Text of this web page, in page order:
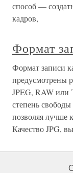
способ —
кадров,
Формат
Формат записи
предусмотрены
JPEG, RAW или
степень
позволяя лучше
Качество JPG,